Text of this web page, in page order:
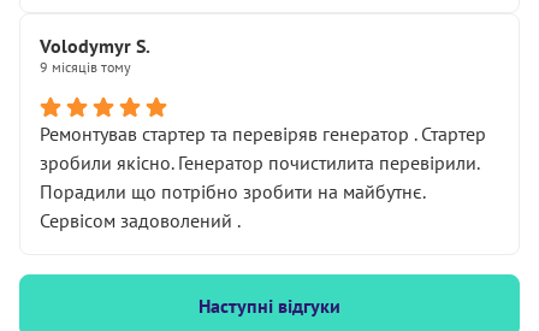
Volodymyr S.
9 місяців тому
Ремонтував стартер та перевіряв генератор . Стартер
зробили якісно. Генератор почистилита перевірили.
Порадили що потрібно зробити на майбутнє.
Сервісом задоволений .
Наступні відгуки